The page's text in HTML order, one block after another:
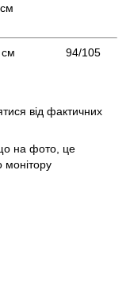
см
94/105
від фактичних
що на фото, це
монітору